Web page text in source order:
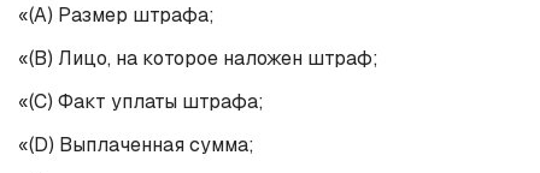
«(А) Размер штрафа;
«(B) Лицо, на которое наложен штраф;
«(C) Факт уплаты штрафа;
«(D) Выплаченная сумма;